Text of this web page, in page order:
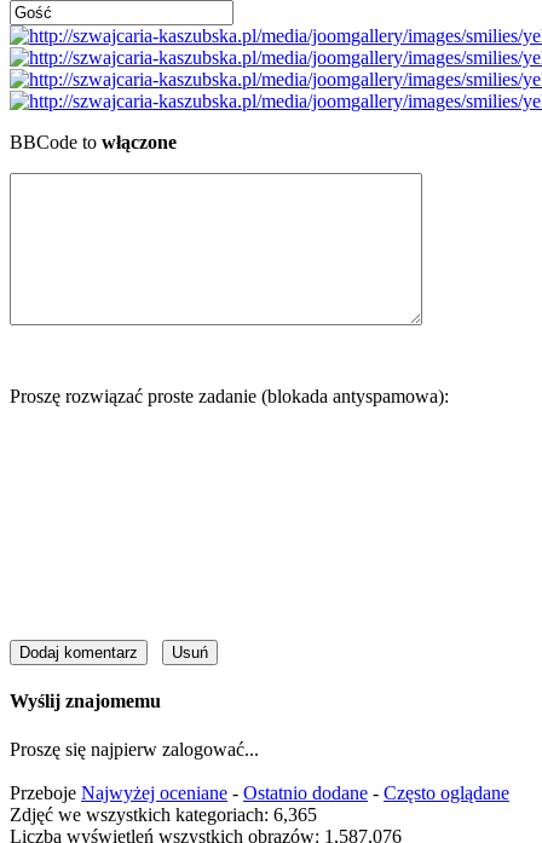
BBCode to włączone
Proszę rozwiązać proste zadanie (blokada antyspamowa):
Wyślij znajomemu
Proszę się najpierw zalogować...
Przeboje Najwyżej oceniane - Ostatnio dodane - Często oglądane
Zdjęć we wszystkich kategoriach: 6,365
Liczba wyświetleń wszystkich obrazów: 1,587,076